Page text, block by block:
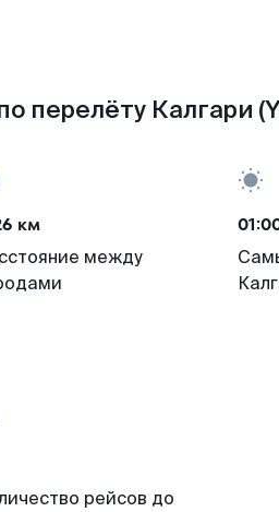
перелёту Калгари
км
между
рейсов до